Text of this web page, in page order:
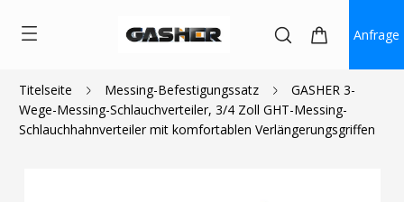
Anfrage
Titelseite Messing-Befestigungssatz
GASHER 3-
Wege-Messing-Schlauchverteiler, 3/4 Zoll GHT-Messing-
Schlauchhahnverteiler mit komfortablen Verlängerungsgriffen
$33.99